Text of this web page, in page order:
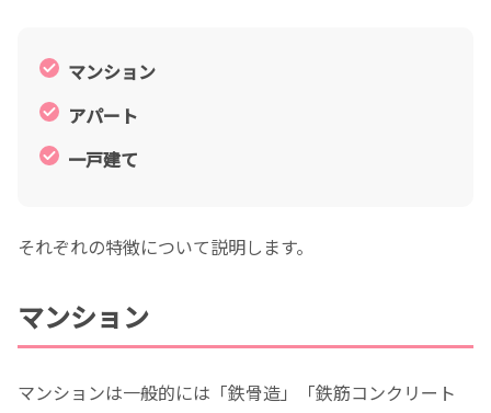
マンション
アパート
一戸建て
それぞれの特徴について説明します。
マンション
マンションは一般的には「鉄骨造」「鉄筋コンクリート